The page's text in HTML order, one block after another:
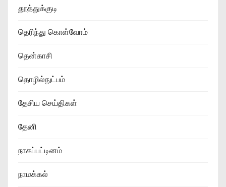
தூத்துக்குடி
தெரிந்து கொள்வோம்
தென்காசி
தொழில்நுட்பம்
தேசிய செய்திகள்
தேனி
நாகப்பட்டினம்
நாமக்கல்